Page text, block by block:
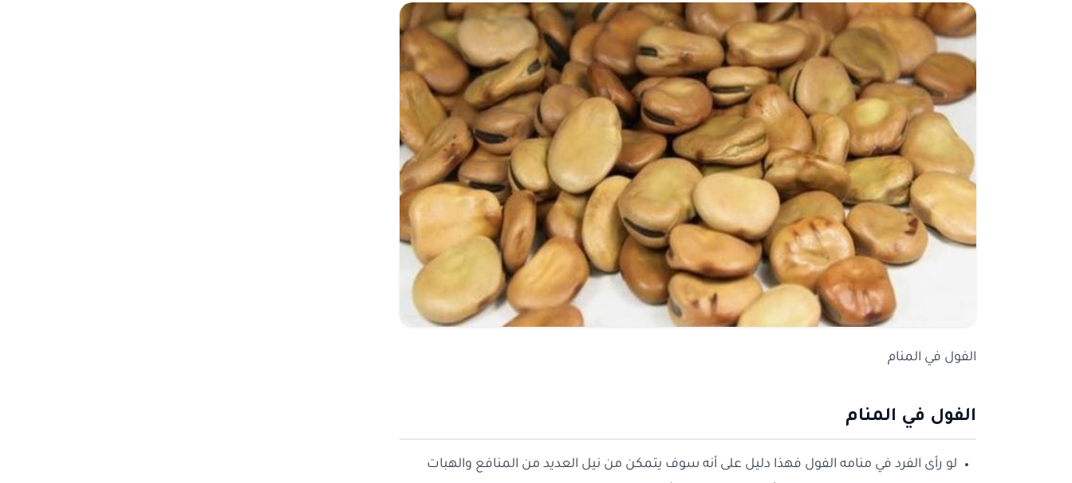
الفول في المنام
الفول في المنام
لو رأى الفرد في منامه الفول فهذا دليل على أنه سوف يتمكن من نيل العديد من المنافع والهبات